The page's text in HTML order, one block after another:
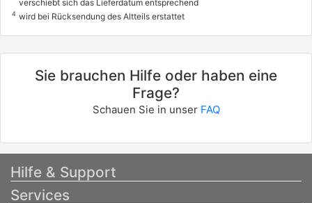
verschiebt sich das Lieferdatum entsprechend
4 wird bei Rücksendung des Altteils erstattet
Sie brauchen Hilfe oder haben eine
Frage?
Schauen Sie in unser FAQ
Hilfe & Support
Services